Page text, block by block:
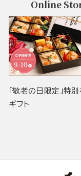
Online
「敬老の日限定」特
ギフト